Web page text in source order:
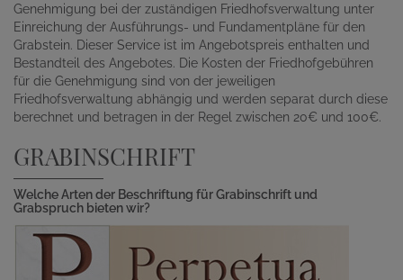
Genehmigung bei der zuständigen Friedhofsverwaltung unter
Einreichung der Ausführungs- und Fundamentpläne für den
Grabstein. Dieser Service ist im Angebotspreis enthalten und
Bestandteil des Angebotes. Die Kosten der Friedhofgebühren
für die Genehmigung sind von der jeweiligen
Friedhofsverwaltung abhängig und werden separat durch diese
berechnet und betragen in der Regel zwischen 20€ und 100€.
GRABINSCHRIFT
Welche Arten der Beschriftung für Grabinschrift und
Grabspruch bieten wir?